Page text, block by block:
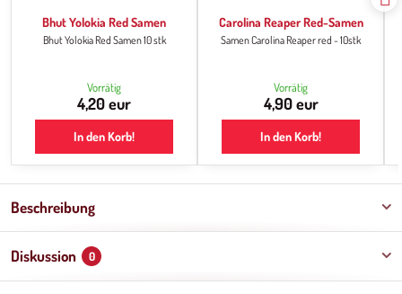
Beschreibung
Diskussion 0
Bhut Yolokia Red Samen
Bhut Yolokia Red Samen 10 stk
Vorrätig
4,20 eur
In den Korb!
Carolina Reaper Red-Samen
Samen Carolina Reaper red - 10stk
Vorrätig
4,90 eur
In den Korb!